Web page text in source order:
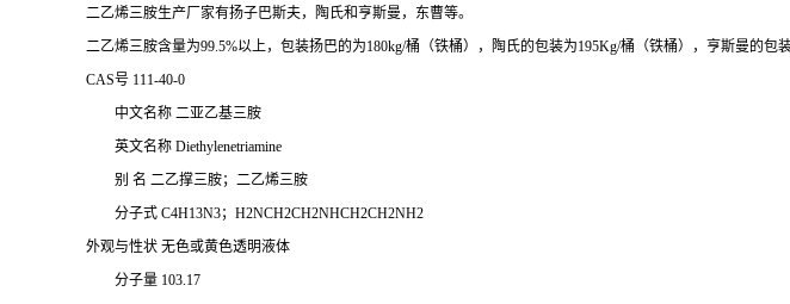
二乙烯三胺生产厂家有扬子巴斯夫，陶氏和亨斯曼，东曹等。
二乙烯三胺含量为99.5%以上，包装扬巴的为180kg/桶（铁桶），陶氏的包装为195Kg/桶（铁桶），亨斯曼的包
CAS号 111-40-0
中文名称 二亚乙基三胺
英文名称 Diethylenetriamine
别 名 二乙撑三胺；二乙烯三胺
分子式 C4H13N3；H2NCH2CH2NHCH2CH2NH2
外观与性状 无色或黄色透明液体
分子量 103.17